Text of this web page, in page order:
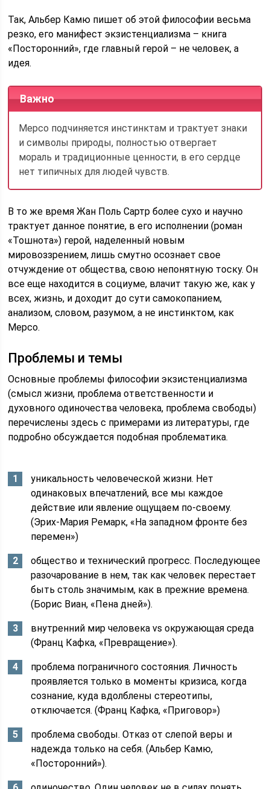
Так, Альбер Камю пишет об этой философии весьма
резко, его манифест экзистенциализма – книга
«Посторонний», где главный герой – не человек, а
идея.
Важно
Мерсо подчиняется инстинктам и трактует знаки
и символы природы, полностью отвергает
мораль и традиционные ценности, в его сердце
нет типичных для людей чувств.
В то же время Жан Поль Сартр более сухо и научно
трактует данное понятие, в его исполнении (роман
«Тошнота») герой, наделенный новым
мировоззрением, лишь смутно осознает свое
отчуждение от общества, свою непонятную тоску. Он
все еще находится в социуме, влачит такую же, как у
всех, жизнь, и доходит до сути самокопанием,
анализом, словом, разумом, а не инстинктом, как
Мерсо.
Проблемы и темы
Основные проблемы философии экзистенциализма
(смысл жизни, проблема ответственности и
духовного одиночества человека, проблема свободы)
перечислены здесь с примерами из литературы, где
подробно обсуждается подобная проблематика.
уникальность человеческой жизни. Нет
одинаковых впечатлений, все мы каждое
действие или явление ощущаем по-своему.
(Эрих-Мария Ремарк, «На западном фронте без
перемен»)
общество и технический прогресс. Последующее
разочарование в нем, так как человек перестает
быть столь значимым, как в прежние времена.
(Борис Виан, «Пена дней»).
внутренний мир человека vs окружающая среда
(Франц Кафка, «Превращение»).
проблема пограничного состояния. Личность
проявляется только в моменты кризиса, когда
сознание, куда вдолблены стереотипы,
отключается. (Франц Кафка, «Приговор»)
проблема свободы. Отказ от слепой веры и
надежда только на себя. (Альбер Камю,
«Посторонний»).